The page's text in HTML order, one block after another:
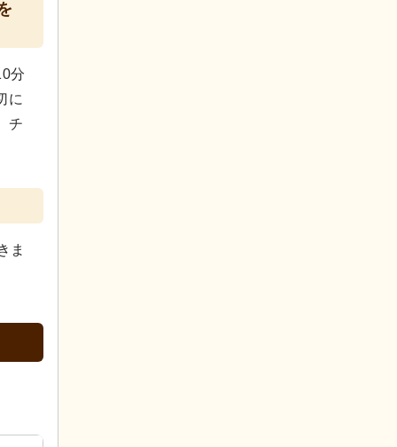
分
に
チ
ま